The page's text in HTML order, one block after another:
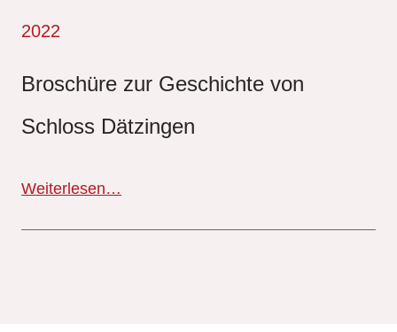
2022
Broschüre zur Geschichte von
Schloss Dätzingen
Weiterlesen…